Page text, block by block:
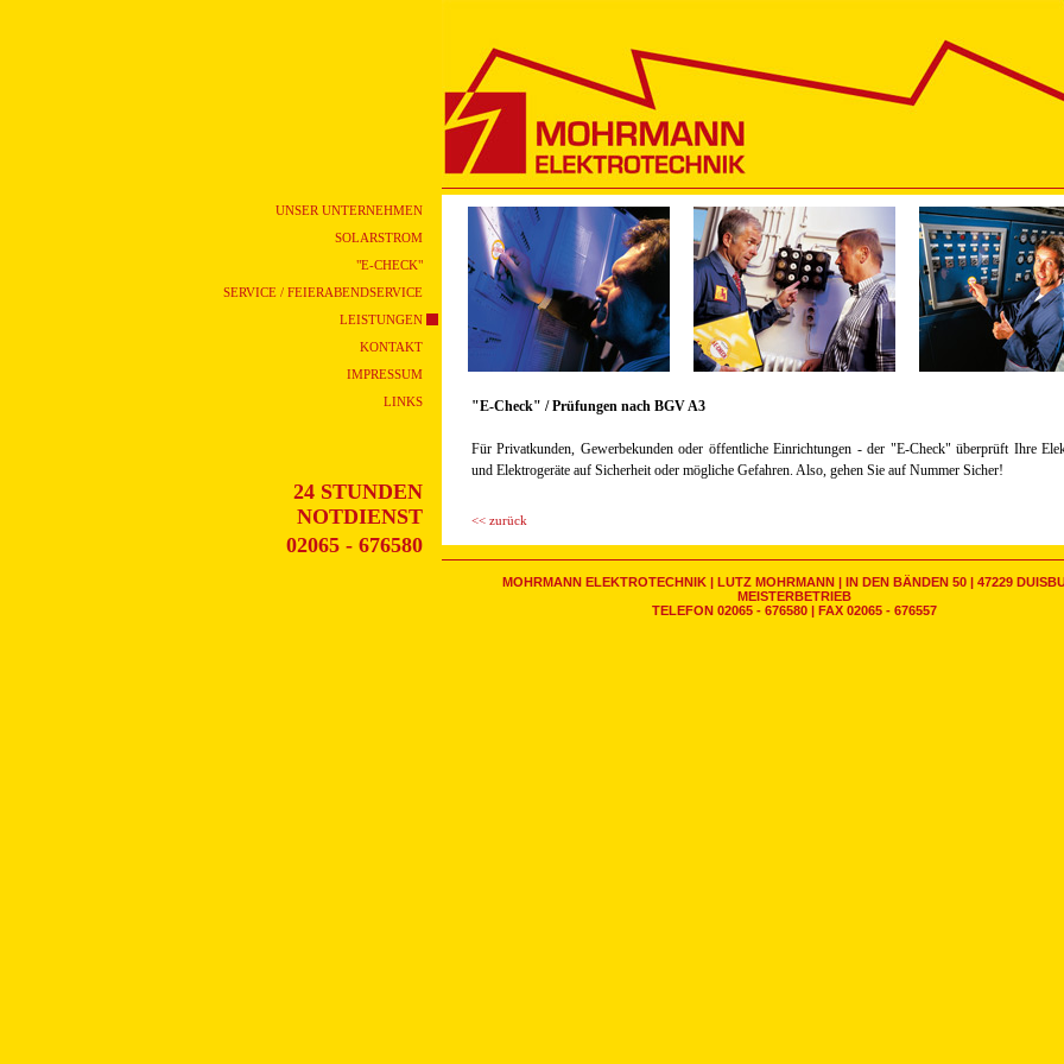
UNSER UNTERNEHMEN
SOLARSTROM
"E-CHECK"
SERVICE / FEIERABENDSERVICE
LEISTUNGEN
KONTAKT
IMPRESSUM
LINKS
24 STUNDEN
NOTDIENST
02065 - 676580
"E-Check" / Prüfungen nach BGV A3
Für Privatkunden, Gewerbekunden oder öffentliche Einrichtungen - der "E-Check" überprüft Ihre
und Elektrogeräte auf Sicherheit oder mögliche Gefahren. Also, gehen Sie auf Nummer Sicher!
<< zurück
MOHRMANN ELEKTROTECHNIK | LUTZ MOHRMANN | IN DEN BÄNDEN 50 | 47229
MEISTERBETRIEB
TELEFON 02065 - 676580 | FAX 02065 - 676557